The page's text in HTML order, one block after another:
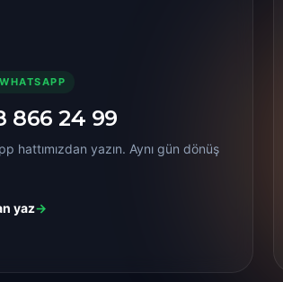
866 24 99
hattımızdan yazın. Aynı gün dönüş
yaz→